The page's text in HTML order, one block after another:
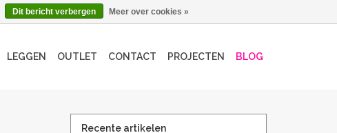
LEGGEN OUTLET CONTACT PROJECTEN BLOG
Recente artikelen
Dit bericht verbergen Meer over cookies »